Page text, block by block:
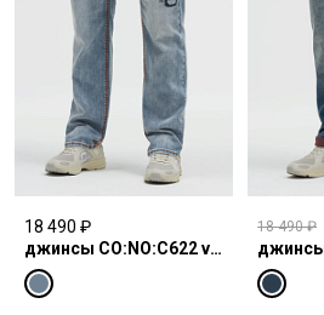
18 490 ₽
джинсы CO:NO:C622 vintage blue print
18 490 ₽